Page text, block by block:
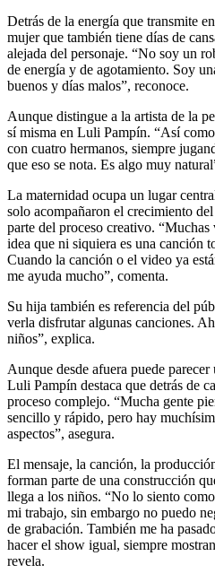
Detrás de la energía que transmite
mujer que también tiene días de
alejada del personaje. “No soy un
de energía y de agotamiento. Soy
buenos y días malos”, reconoce.
Aunque distingue a la artista de la
sí misma en Luli Pampín. “Así
con cuatro hermanos, siempre
que eso se nota. Es algo muy
La maternidad ocupa un lugar
solo acompañaron el crecimiento
parte del proceso creativo.
idea que ni siquiera es una canción
Cuando la canción o el video ya
me ayuda mucho”, comenta.
Su hija también es referencia del
verla disfrutar algunas canciones.
niños”, explica.
Aunque desde afuera puede
Luli Pampín destaca que detrás de
proceso complejo. “Mucha gente
sencillo y rápido, pero hay
aspectos”, asegura.
El mensaje, la canción, la
forman parte de una construcción
llega a los niños. “No lo siento
mi trabajo, sin embargo no puedo
de grabación. También me ha
hacer el show igual, siempre
revela.